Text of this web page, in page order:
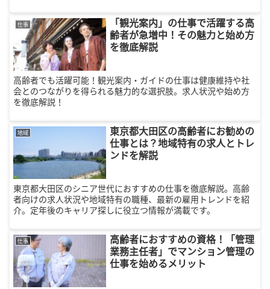
仕事
「観光案内」の仕事で活躍する高
齢者が急増中！その魅力と始め方
を徹底解説
高齢者でも活躍可能！観光案内・ガイドの仕事は健康維持や社
会とのつながりを得られる魅力的な選択肢。求人状況や始め方
を徹底解説！
地域
東京都大田区の高齢者にお勧めの
仕事とは？地域特有の求人とトレ
ンドを解説
東京都大田区のシニア世代におすすめの仕事を徹底解説。高齢
者向けの求人状況や地域特有の職種、最新の雇用トレンドを紹
介。定年後のキャリア探しに役立つ情報が満載です。
仕事
高齢者におすすめの資格！「管理
業務主任者」でマンション管理の
仕事を始めるメリット